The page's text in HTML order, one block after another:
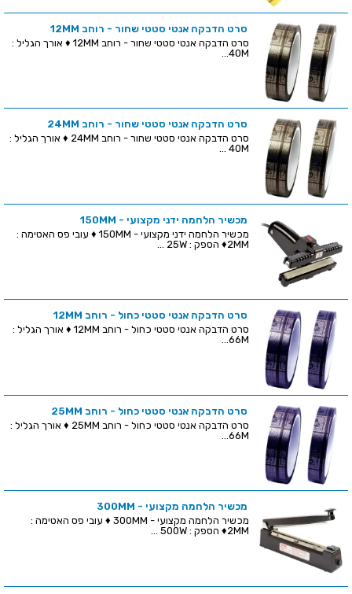
סרט הדבקה אנטי סטטי שחור - רוחב 12MM
סרט הדבקה אנטי סטטי שחור - רוחב 12MM ♦ אורך הגליל :
40M...
סרט הדבקה אנטי סטטי שחור - רוחב 24MM
סרט הדבקה אנטי סטטי שחור - רוחב 24MM ♦ אורך הגליל :
40M ...
מכשיר הלחמה ידני מקצועי - 150MM
מכשיר הלחמה ידני מקצועי - 150MM ♦ עובי פס האטימה :
2MM♦ הספק : 25W ...
סרט הדבקה אנטי סטטי כחול - רוחב 12MM
סרט הדבקה אנטי סטטי כחול - רוחב 12MM ♦ אורך הגליל :
66M...
סרט הדבקה אנטי סטטי כחול - רוחב 25MM
סרט הדבקה אנטי סטטי כחול - רוחב 25MM ♦ אורך הגליל :
66M...
מכשיר הלחמה מקצועי - 300MM
מכשיר הלחמה מקצועי - 300MM ♦ עובי פס האטימה :
2MM♦ הספק : 500W ...